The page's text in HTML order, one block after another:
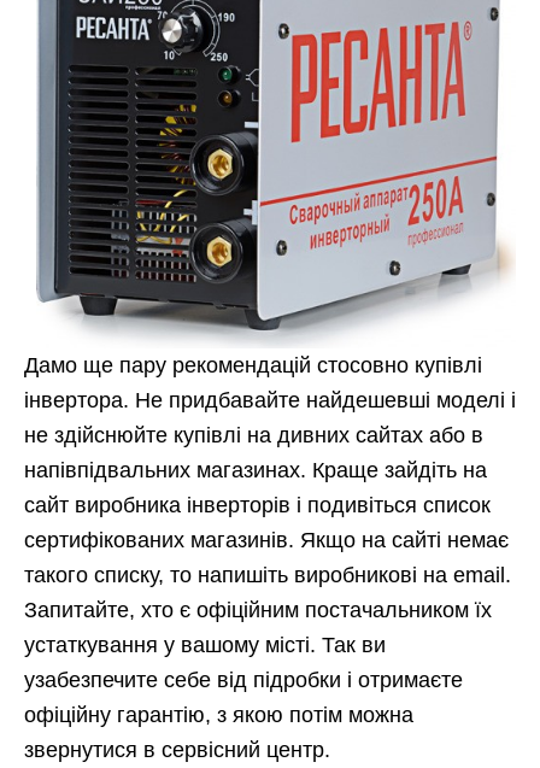
Дамо ще пару рекомендацій стосовно купівлі
інвертора. Не придбавайте найдешевші моделі і
не здійснюйте купівлі на дивних сайтах або в
напівпідвальних магазинах. Краще зайдіть на
сайт виробника інверторів і подивіться список
сертифікованих магазинів. Якщо на сайті немає
такого списку, то напишіть виробникові на email.
Запитайте, хто є офіційним постачальником їх
устаткування у вашому місті. Так ви
узабезпечите себе від підробки і отримаєте
офіційну гарантію, з якою потім можна
звернутися в сервісний центр.